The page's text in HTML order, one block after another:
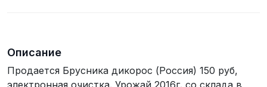
Описание
Продается Брусника дикорос (Россия) 150 руб,